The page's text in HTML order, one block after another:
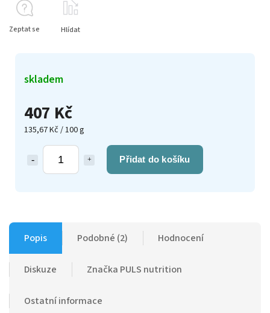
407 Kč
135,67 Kč / 100 g
Přidat do košíku
skladem
Zeptat se Hlídat
Popis Podobné (2) Hodnocení
Diskuze Značka PULS nutrition
Ostatní informace